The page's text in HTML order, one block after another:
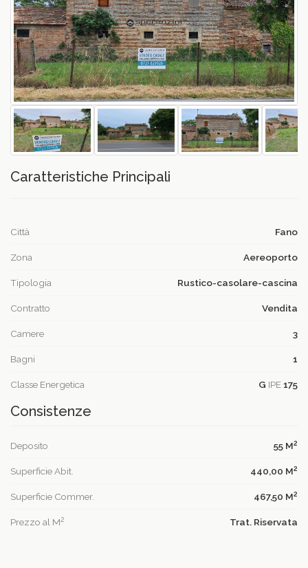
Caratteristiche Principali
Città Fano
Zona Aereoporto
Tipologia Rustico-casolare-cascina
Contratto Vendita
Camere 3
Bagni 1
Classe Energetica G IPE175
Consistenze
Deposito 55 M2
Superficie Abit. 440,00 M2
Superficie Commer. 467,50 M2
Prezzo al M2 Trat. Riservata